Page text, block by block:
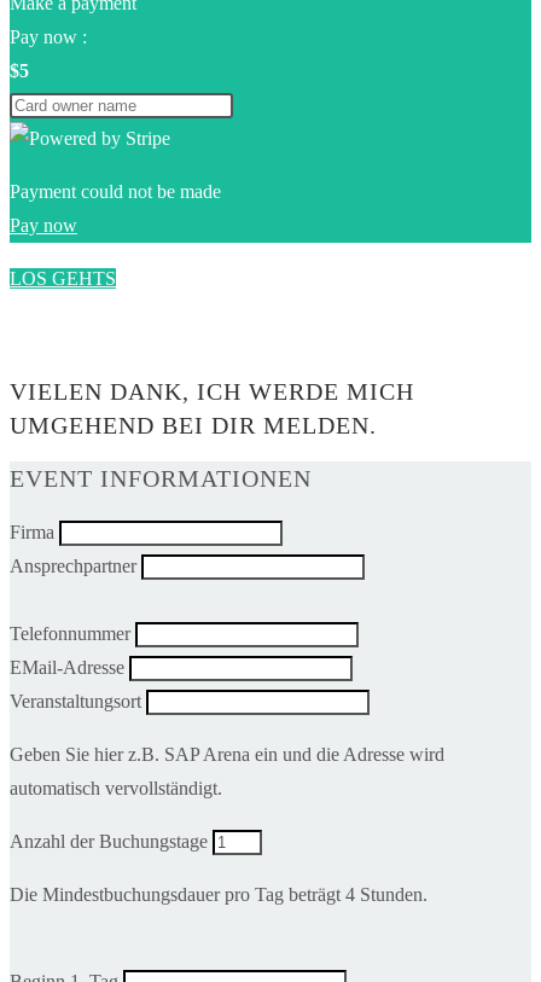
Pay now :
$5
Payment could not be made
Pay now
LOS GEHTS
VIELEN DANK, ICH WERDE MICH
UMGEHEND BEI DIR MELDEN.
EVENT INFORMATIONEN
Firma
Ansprechpartner
Telefonnummer
EMail-Adresse
Veranstaltungsort
Geben Sie hier z.B. SAP Arena ein und die Adresse wird
automatisch vervollständigt.
Anzahl der Buchungstage
Die Mindestbuchungsdauer pro Tag beträgt 4 Stunden.